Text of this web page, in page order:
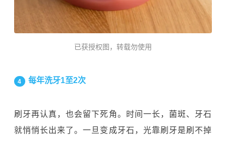
已获授权图，转载勿使用
4 每年洗牙1至2次
刷牙再认真，也会留下死角。时间一长，菌斑、牙石
就悄悄长出来了。一旦变成牙石，光靠刷牙是刷不掉